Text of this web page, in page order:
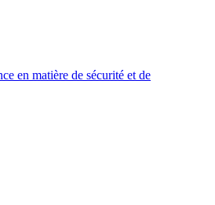
en matière de sécurité et de